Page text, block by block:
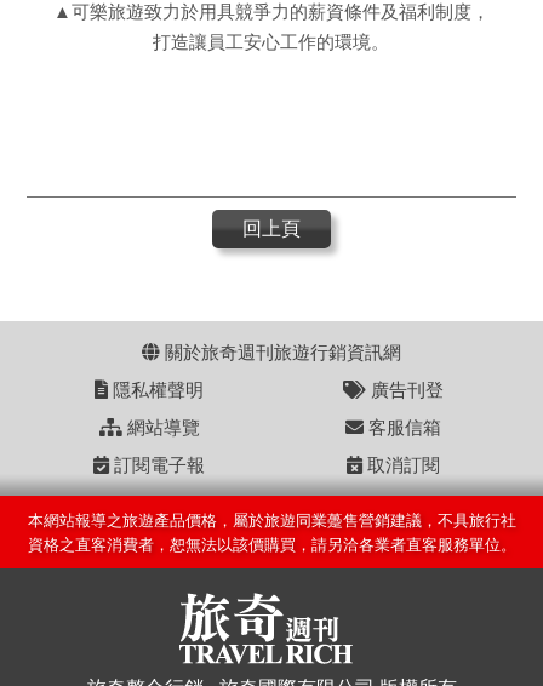
▲可樂旅遊致力於用具競爭力的薪資條件及福利制度，
打造讓員工安心工作的環境。
回上頁
關於旅奇週刊旅遊行銷資訊網
隱私權聲明
廣告刊登
網站導覽
客服信箱
訂閱電子報
取消訂閱
本網站報導之旅遊產品價格，屬於旅遊同業躉售營銷建議，不具旅行社
資格之直客消費者，恕無法以該價購買，請另洽各業者直客服務單位。